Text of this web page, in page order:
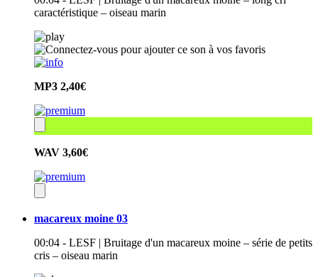
caractéristique – oiseau marin
MP3 2,40€
WAV 3,60€
macareux moine 03
00:04 - LESF | Bruitage d'un macareux moine – série de petits
cris – oiseau marin